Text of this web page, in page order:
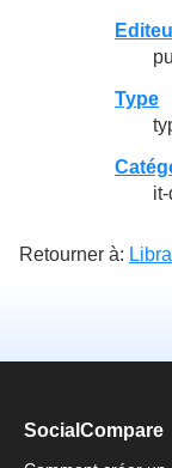
Type
Retourner à:
SocialCompare